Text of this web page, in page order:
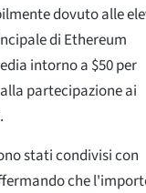
dovuto alle
di Ethereum
intorno a $50 per
partecipazione ai
stati condivisi con
che